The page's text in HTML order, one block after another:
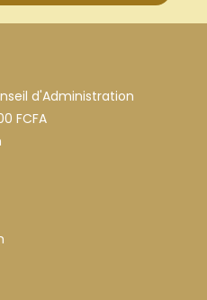
d'Administration
FCFA